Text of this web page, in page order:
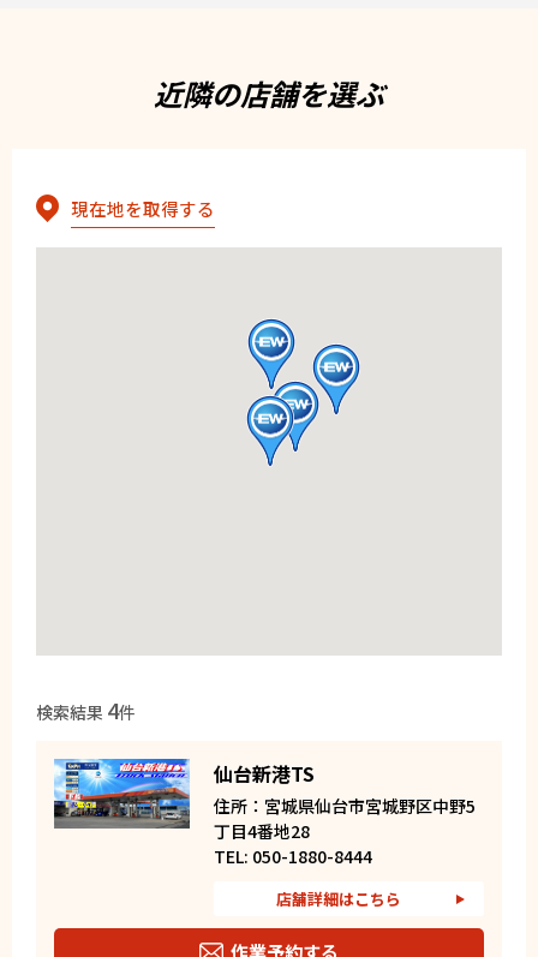
近隣の店舗を選ぶ
現在地を取得する
検索結果 4件
仙台新港TS
住所：宮城県仙台市宮城野区中野5
丁目4番地28
TEL: 050-1880-8444
店舗詳細はこちら
作業予約する